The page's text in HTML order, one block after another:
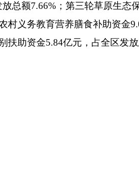
总额7.66%；第三轮草原生态
村义务教育营养膳食补助资金
扶助资金5.84亿元，占全区发放